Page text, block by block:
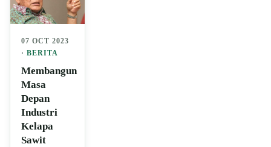
07 OCT 2023
· BERITA
Membangun
Masa
Depan
Industri
Kelapa
Sawit